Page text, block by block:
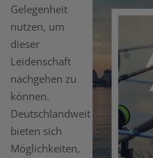
Gelegenheit
nutzen, um
dieser
Leidenschaft
nachgehen zu
können.
Deutschlandweit
bieten sich
Möglichkeiten,